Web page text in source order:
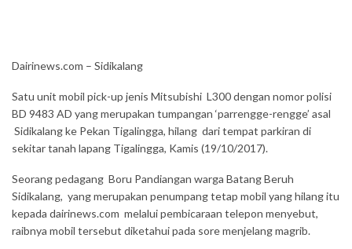
Dairinews.com – Sidikalang
Satu unit mobil pick-up jenis Mitsubishi L300 dengan nomor polisi
BD 9483 AD yang merupakan tumpangan ‘parrengge-rengge’ asal
Sidikalang ke Pekan Tigalingga, hilang dari tempat parkiran di
sekitar tanah lapang Tigalingga, Kamis (19/10/2017).
Seorang pedagang Boru Pandiangan warga Batang Beruh
Sidikalang, yang merupakan penumpang tetap mobil yang hilang itu
kepada dairinews.com melalui pembicaraan telepon menyebut,
raibnya mobil tersebut diketahui pada sore menjelang magrib.